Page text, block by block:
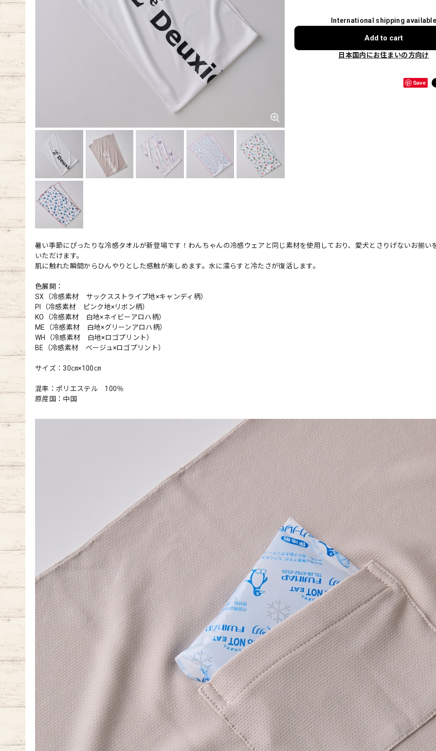
International shipping
Add to cart
日本国内にお住まいの方向け
Save
暑い季節にぴったりな冷感タオルが新登場です！わんちゃんの冷感ウェアと同じ素材を使用しており、愛犬とさりげないお揃い
いただけます。
肌に触れた瞬間からひんやりとした感触が楽しめます。水に濡らすと冷たさが復活します。
色展開：
SX（冷感素材 サックスストライプ地×キャンディ柄）
PI（冷感素材 ピンク地×リボン柄）
KO（冷感素材 白地×ネイビーアロハ柄）
ME（冷感素材 白地×グリーンアロハ柄）
WH（冷感素材 白地×ロゴプリント）
BE（冷感素材 ベージュ×ロゴプリント）
サイズ：30㎝×100㎝
混率：ポリエステル 100％
原産国：中国